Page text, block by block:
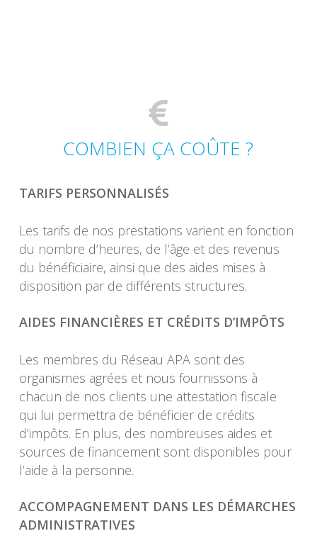
COMBIEN ÇA COÛTE ?
TARIFS PERSONNALISÉS
Les tarifs de nos prestations varient en fonction
du nombre d’heures, de l’âge et des revenus
du bénéficiaire, ainsi que des aides mises à
disposition par de différents structures.
AIDES FINANCIÈRES ET CRÉDITS D’IMPÔTS
Les membres du Réseau APA sont des
organismes agrées et nous fournissons à
chacun de nos clients une attestation fiscale
qui lui permettra de bénéficier de crédits
d’impôts. En plus, des nombreuses aides et
sources de financement sont disponibles pour
l’aide à la personne.
ACCOMPAGNEMENT DANS LES DÉMARCHES
ADMINISTRATIVES